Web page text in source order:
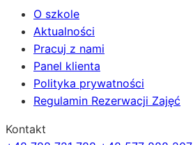
O szkole
Aktualności
Pracuj z nami
Panel klienta
Polityka prywatności
Regulamin Rezerwacji Zajęć
Kontakt